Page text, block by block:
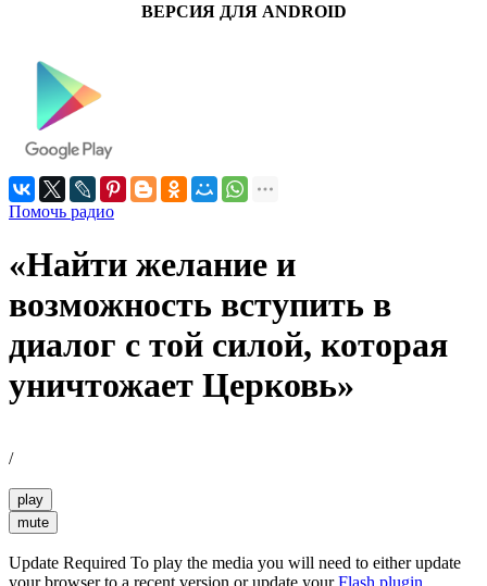
ВЕРСИЯ ДЛЯ ANDROID
Помочь радио
«Найти желание и
возможность вступить в
диалог с той силой, которая
уничтожает Церковь»
/
play
mute
Update Required To play the media you will need to either update
your browser to a recent version or update yourFlash plugin